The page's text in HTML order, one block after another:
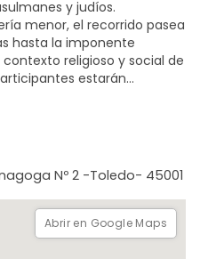
y judíos.
menor, el recorrido pasea
hasta la imponente
religioso y social de
estarán
por su cuenta y podrán
Nº 2 -Toledo- 45001
Abrir en Google Maps